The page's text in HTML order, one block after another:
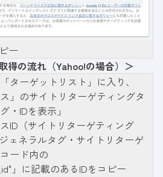
ー
得の流れ（Yahoo!の場合）＞
ターゲットリスト」に入り、
」のサイトリターゲティングタ
・IDを表示」
ID（サイトリターゲティング
ェネラルタグ・サイトリターゲ
ード内の
」に記載のあるIDをコピー